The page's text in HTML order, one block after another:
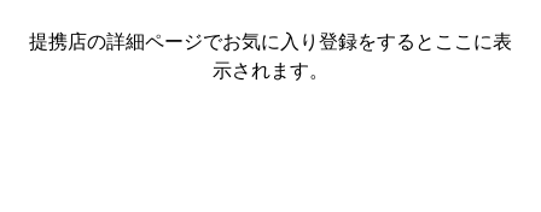
提携店の詳細ページでお気に入り登録をすると ここに表
示されます。